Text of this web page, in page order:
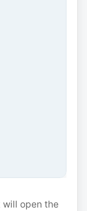
open the